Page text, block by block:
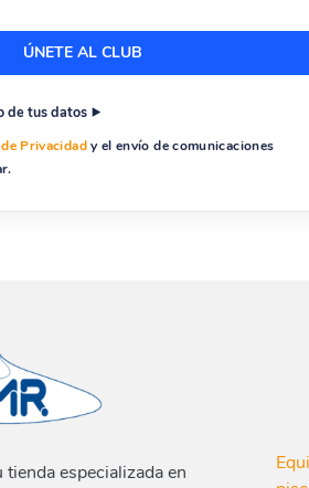
de tus datos
Privacidady el envío de comunicaciones
especializada en